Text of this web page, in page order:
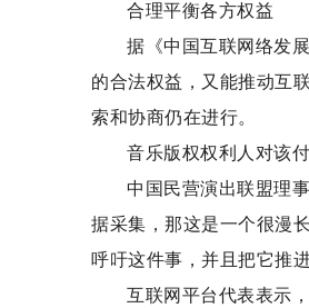
合理平衡各方权益
据《中国互联网络发
的合法权益，又能推动互
索和协商仍在进行。
音乐版权权利人对该
中国民营演出联盟理
据采集，那这是一个很漫
呼吁这件事，并且把它推
互联网平台代表表示